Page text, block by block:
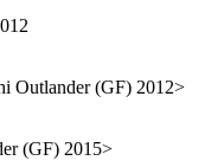
Outlander (GF) 2012>
(GF) 2015>